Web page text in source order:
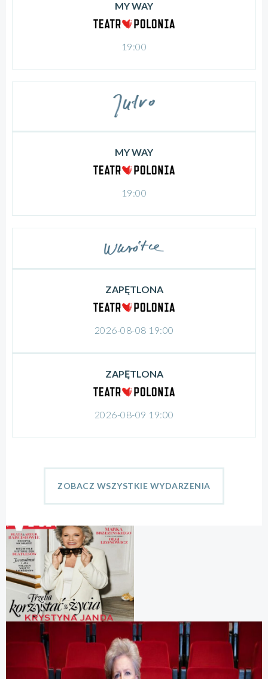
MY WAY
19:00
MY WAY
19:00
ZAPĘTLONA
2026-08-08 19:00
ZAPĘTLONA
2026-08-09 19:00
ZOBACZ WSZYSTKIE WYDARZENIA